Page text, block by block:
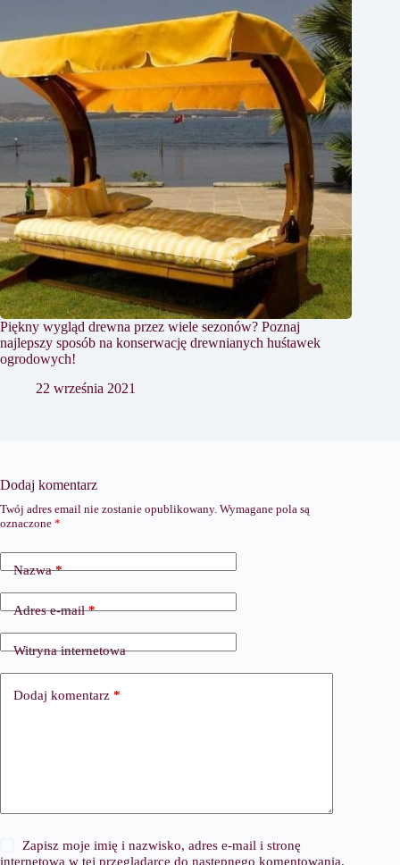
Piękny wygląd drewna przez wiele sezonów? Poznaj
najlepszy sposób na konserwację drewnianych huśtawek
ogrodowych!
22 września 2021
Dodaj komentarz
Twój adres email nie zostanie opublikowany. Wymagane pola są
oznaczone *
Nazwa*
Adres e-mail*
Witryna internetowa
Dodaj komentarz *
Zapisz moje imię i nazwisko, adres e-mail i stronę
internetową w tej przeglądarce do następnego komentowania.